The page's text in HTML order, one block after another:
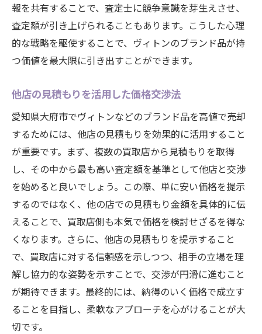
報を共有することで、査定士に競争意識を芽生えさせ、
査定額が引き上げられることもあります。こうした心理
的な戦略を駆使することで、ヴィトンのブランド品が持
つ価値を最大限に引き出すことができます。
他店の見積もりを活用した価格交渉法
愛知県大府市でヴィトンなどのブランド品を高値で売却
するためには、他店の見積もりを効果的に活用すること
が重要です。まず、複数の買取店から見積もりを取得
し、その中から最も高い査定額を基準として他店と交渉
を始めると良いでしょう。この際、単に安い価格を提示
するのではなく、他の店での見積もり金額を具体的に伝
えることで、買取店側も本気で価格を検討せざるを得な
くなります。さらに、他店の見積もりを提示すること
で、買取店に対する信頼感を示しつつ、相手の立場を理
解し協力的な姿勢を示すことで、交渉が円滑に進むこと
が期待できます。最終的には、納得のいく価格で成立す
ることを目指し、柔軟なアプローチを心がけることが大
切です。